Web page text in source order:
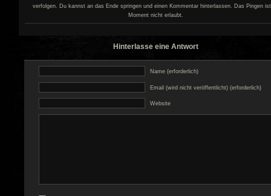
verfolgen. Du kannst an das Ende springen und einen Kommentar hinterlassen. Das Pingen
Moment nicht erlaubt.
Hinterlasse eine Antwort
Name (erforderlich)
Email (wird nicht veröffentlicht) (erforderlich)
Website